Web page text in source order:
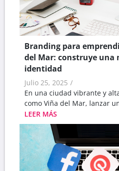
Branding para
del Mar: construye una
identidad
Julio 25, 2025 /
En una ciudad vibrante y
como Viña del Mar, lanzar
LEER MÁS